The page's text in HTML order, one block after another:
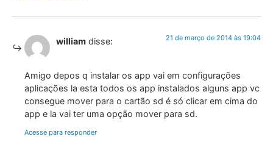
william disse: 21 de março de 2014 às 19:04
Amigo depos q instalar os app vai em configurações
aplicações la esta todos os app instalados alguns app vc
consegue mover para o cartão sd é só clicar em cima do
app e la vai ter uma opção mover para sd.
Acesse para responder